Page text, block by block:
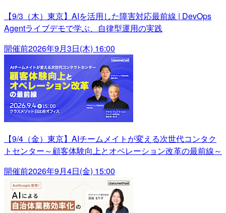
【9/3（木）東京】AIを活用した障害対応最前線 | DevOps
Agentライブデモで学ぶ、自律型運用の実践
開催前2026年9月3日(木) 16:00
【9/4（金）東京】AIチームメイトが変える次世代コンタク
トセンター～顧客体験向上とオペレーション改革の最前線～
開催前2026年9月4日(金) 15:00